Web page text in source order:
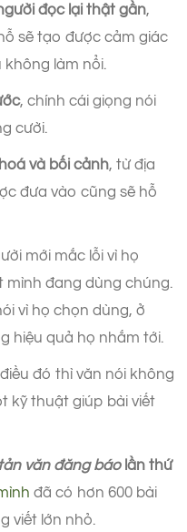
đọc lại thật gần,
sẽ tạo được cảm giác
làm nổi.
, chính cái giọng nói
cười.
và bối cảnh, từ địa
đưa vào cũng sẽ hỗ
mới mắc lỗi vì họ
mình đang dùng chúng.
vì họ chọn dùng, ở
hiệu quả họ nhắm tới.
đó thì văn nói không
kỹ thuật giúp bài viết
văn đăng báolần thứ
đã có hơn 600 bài
viết lớn nhỏ.